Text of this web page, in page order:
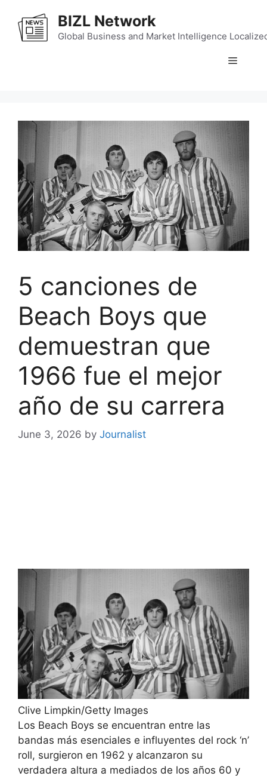
content
BIZL Network
Global Business and Market Intelligence
Menu
5 canciones de
Beach Boys que
demuestran que
1966 fue el mejor
año de su carrera
June 3, 2026 by Journalist
Clive Limpkin/Getty Images
Los Beach Boys se encuentran entre las
bandas más esenciales e influyentes del rock ‘n’
roll, surgieron en 1962 y alcanzaron su
verdadera altura a mediados de los años 60 y